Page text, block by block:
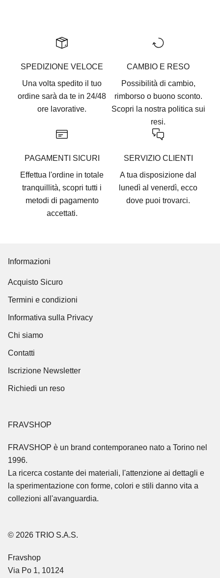
SPEDIZIONE VELOCE
Una volta spedito il tuo
ordine sarà da te in 24/48
ore lavorative.
CAMBIO E RESO
Possibilità di cambio,
rimborso o buono sconto.
Scopri la nostra politica sui
resi.
PAGAMENTI SICURI
Effettua l'ordine in totale
tranquillità, scopri tutti i
metodi di pagamento
accettati.
SERVIZIO CLIENTI
A tua disposizione dal
lunedì al venerdì, ecco
dove puoi trovarci.
Informazioni
Acquisto Sicuro
Termini e condizioni
Informativa sulla Privacy
Chi siamo
Contatti
Iscrizione Newsletter
Richiedi un reso
FRAVSHOP
FRAVSHOP è un brand contemporaneo nato a Torino nel
1996.
La ricerca costante dei materiali, l'attenzione ai dettagli e
la sperimentazione con forme, colori e stili danno vita a
collezioni all'avanguardia.
© 2026 TRIO S.A.S.
Fravshop
Via Po 1, 10124